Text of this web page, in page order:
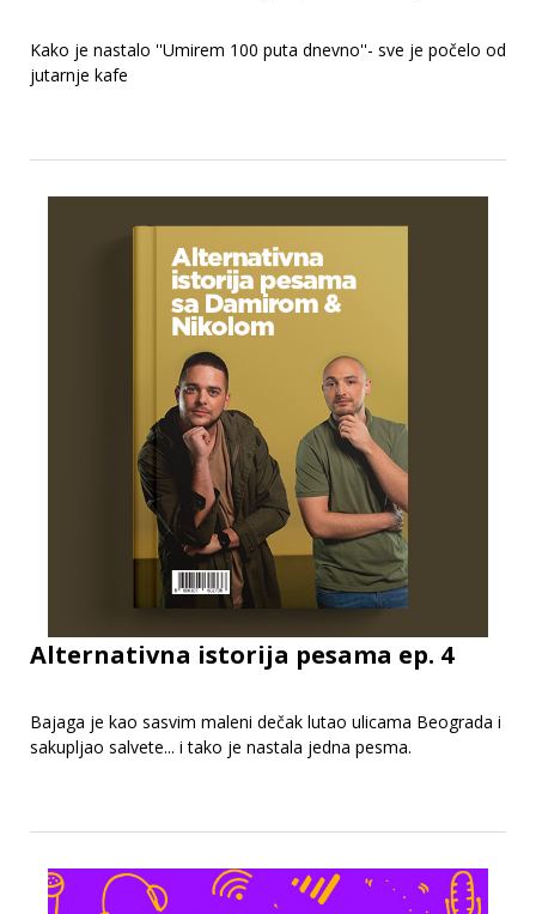
Kako je nastalo ''Umirem 100 puta dnevno''- sve je počelo od
jutarnje kafe
Alternativna istorija pesama ep. 4
Bajaga je kao sasvim maleni dečak lutao ulicama Beograda i
sakupljao salvete... i tako je nastala jedna pesma.